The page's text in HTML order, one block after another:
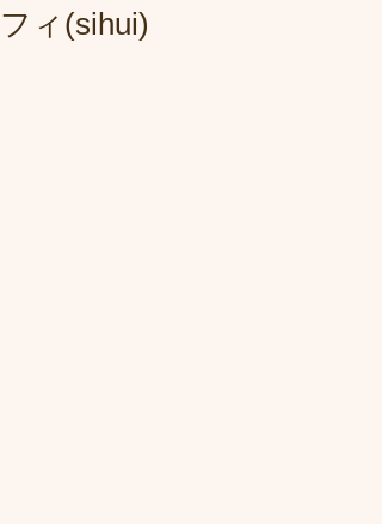
フィ(sihui)